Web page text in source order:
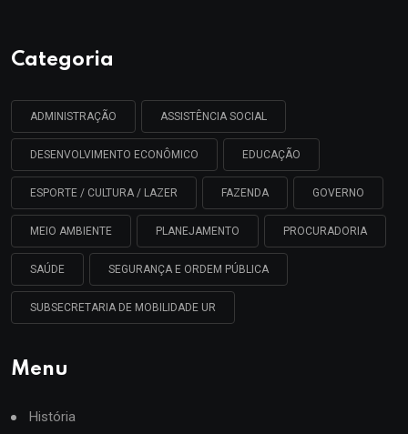
Categoria
ADMINISTRAÇÃO ASSISTÊNCIA SOCIAL
DESENVOLVIMENTO ECONÔMICO EDUCAÇÃO
ESPORTE / CULTURA / LAZER FAZENDA GOVERNO
MEIO AMBIENTE PLANEJAMENTO PROCURADORIA
SAÚDE SEGURANÇA E ORDEM PÚBLICA
SUBSECRETARIA DE MOBILIDADE UR
Menu
História